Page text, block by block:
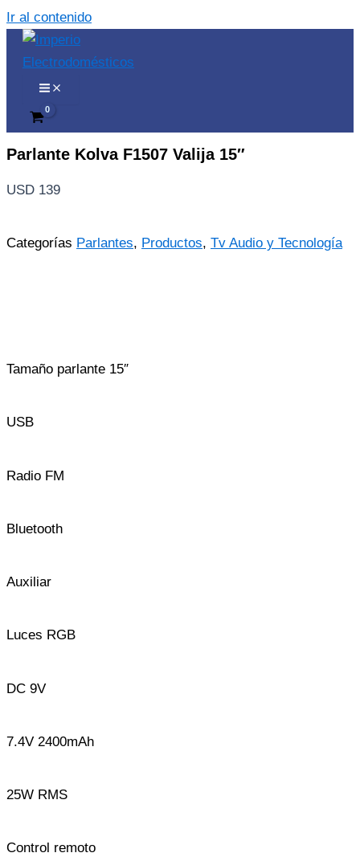
Ir al contenido
Parlante Kolva F1507 Valija 15″
USD 139
Categorías Parlantes, Productos, Tv Audio y Tecnología
Tamaño parlante 15″
USB
Radio FM
Bluetooth
Auxiliar
Luces RGB
DC 9V
7.4V 2400mAh
25W RMS
Control remoto